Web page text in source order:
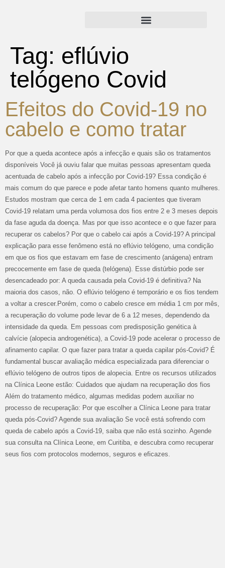
Tag: eflúvio
telógeno Covid
Efeitos do Covid-19 no
cabelo e como tratar
Por que a queda acontece após a infecção e quais são os tratamentos
disponíveis Você já ouviu falar que muitas pessoas apresentam queda
acentuada de cabelo após a infecção por Covid-19? Essa condição é
mais comum do que parece e pode afetar tanto homens quanto mulheres.
Estudos mostram que cerca de 1 em cada 4 pacientes que tiveram
Covid-19 relatam uma perda volumosa dos fios entre 2 e 3 meses depois
da fase aguda da doença. Mas por que isso acontece e o que fazer para
recuperar os cabelos? Por que o cabelo cai após a Covid-19? A principal
explicação para esse fenômeno está no eflúvio telógeno, uma condição
em que os fios que estavam em fase de crescimento (anágena) entram
precocemente em fase de queda (telógena). Esse distúrbio pode ser
desencadeado por: A queda causada pela Covid-19 é definitiva? Na
maioria dos casos, não. O eflúvio telógeno é temporário e os fios tendem
a voltar a crescer.Porém, como o cabelo cresce em média 1 cm por mês,
a recuperação do volume pode levar de 6 a 12 meses, dependendo da
intensidade da queda. Em pessoas com predisposição genética à
calvície (alopecia androgenética), a Covid-19 pode acelerar o processo de
afinamento capilar. O que fazer para tratar a queda capilar pós-Covid? É
fundamental buscar avaliação médica especializada para diferenciar o
eflúvio telógeno de outros tipos de alopecia. Entre os recursos utilizados
na Clínica Leone estão: Cuidados que ajudam na recuperação dos fios
Além do tratamento médico, algumas medidas podem auxiliar no
processo de recuperação: Por que escolher a Clínica Leone para tratar
queda pós-Covid? Agende sua avaliação Se você está sofrendo com
queda de cabelo após a Covid-19, saiba que não está sozinho. Agende
sua consulta na Clínica Leone, em Curitiba, e descubra como recuperar
seus fios com protocolos modernos, seguros e eficazes.